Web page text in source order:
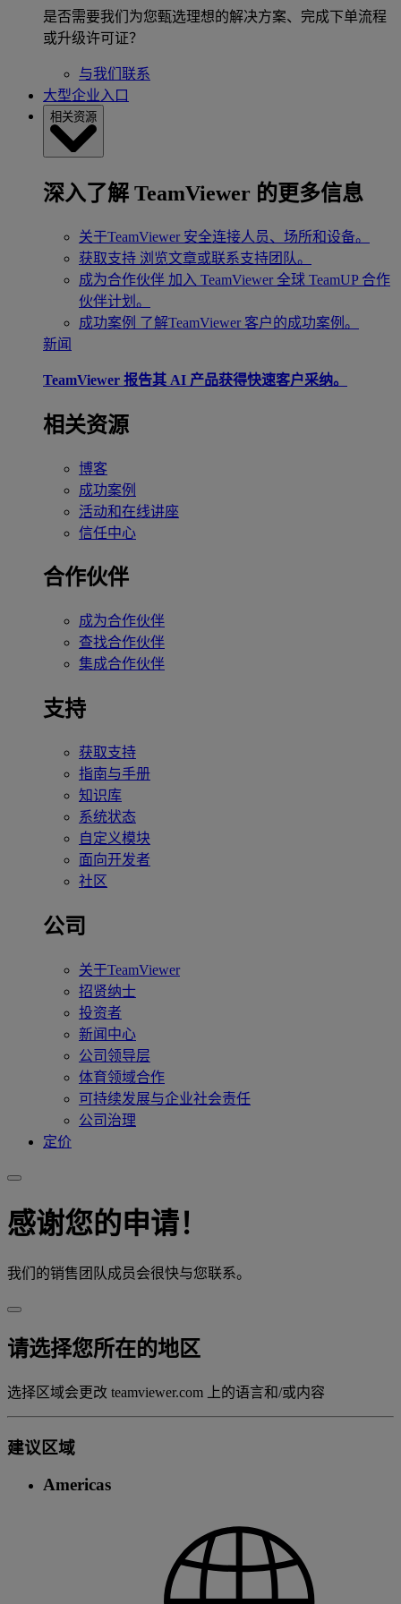
是否需要我们为您甄选理想的解决方案、完成下单流程
或升级许可证？
与我们联系
大型企业入口
相关资源
深入了解 TeamViewer 的更多信息
关于TeamViewer 安全连接人员、场所和设备。
获取支持 浏览文章或联系支持团队。
成为合作伙伴 加入 TeamViewer 全球 TeamUP 合作
伙伴计划。
成功案例 了解TeamViewer 客户的成功案例。
新闻
TeamViewer 报告其 AI 产品获得快速客户采纳。
相关资源
博客
成功案例
活动和在线讲座
信任中心
合作伙伴
成为合作伙伴
查找合作伙伴
集成合作伙伴
支持
获取支持
指南与手册
知识库
系统状态
自定义模块
面向开发者
社区
公司
关于TeamViewer
招贤纳士
投资者
新闻中心
公司领导层
体育领域合作
可持续发展与企业社会责任
公司治理
定价
感谢您的申请！
我们的销售团队成员会很快与您联系。
请选择您所在的地区
选择区域会更改 teamviewer.com 上的语言和/或内容
建议区域
Americas